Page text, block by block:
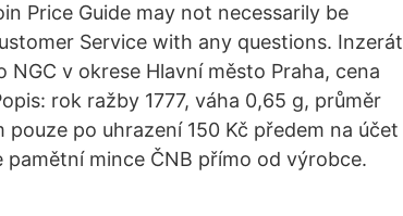
Price Guide may not necessarily be
Service with any questions. Inzerát
NGC v okrese Hlavní město Praha, cena
rok ražby 1777, váha 0,65 g, průměr
po uhrazení 150 Kč předem na účet
mince ČNB přímo od výrobce.